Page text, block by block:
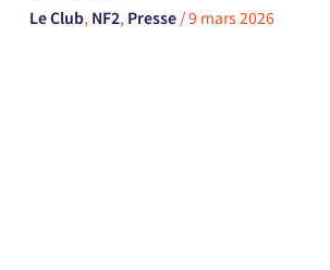
Le Club, NF2, Presse /9 mars 2026